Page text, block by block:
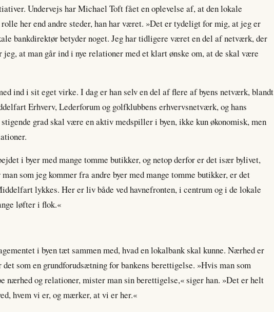
Undervejs har Michael Toft fået en oplevelse af, at den lokale
her end andre steder, han har været. »Det er tydeligt for mig, at jeg er
bankdirektør betyder noget. Jeg har tidligere været en del af netværk, der
at man går ind i nye relationer med et klart ønske om, at de skal være
ind i sit eget virke. I dag er han selv en del af flere af byens netværk, blandt
Erhverv, Lederforum og golfklubbens erhvervsnetværk, og hans
grad skal være en aktiv medspiller i byen, ikke kun økonomisk, men
i byer med mange tomme butikker, og netop derfor er det især bylivet,
som jeg kommer fra andre byer med mange tomme butikker, er det
lykkes. Her er liv både ved havnefronten, i centrum og i de lokale
løfter i flok.«
i byen tæt sammen med, hvad en lokalbank skal kunne. Nærhed er
det som en grundforudsætning for bankens berettigelse. »Hvis man som
nærhed og relationer, mister man sin berettigelse,« siger han. »Det er helt
hvem vi er, og mærker, at vi er her.«